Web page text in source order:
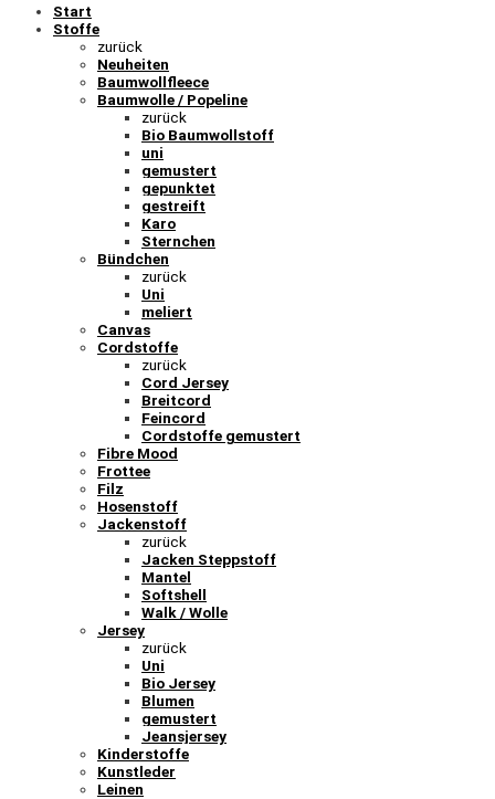
Start
Stoffe
zurück
Neuheiten
Baumwollfleece
Baumwolle / Popeline
zurück
Bio Baumwollstoff
uni
gemustert
gepunktet
gestreift
Karo
Sternchen
Bündchen
zurück
Uni
meliert
Canvas
Cordstoffe
zurück
Cord Jersey
Breitcord
Feincord
Cordstoffe gemustert
Fibre Mood
Frottee
Filz
Hosenstoff
Jackenstoff
zurück
Jacken Steppstoff
Mantel
Softshell
Walk / Wolle
Jersey
zurück
Uni
Bio Jersey
Blumen
gemustert
Jeansjersey
Kinderstoffe
Kunstleder
Leinen